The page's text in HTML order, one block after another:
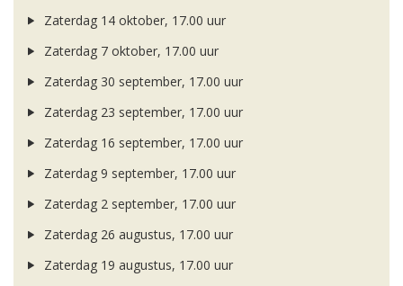
Zaterdag 14 oktober, 17.00 uur
Zaterdag 7 oktober, 17.00 uur
Zaterdag 30 september, 17.00 uur
Zaterdag 23 september, 17.00 uur
Zaterdag 16 september, 17.00 uur
Zaterdag 9 september, 17.00 uur
Zaterdag 2 september, 17.00 uur
Zaterdag 26 augustus, 17.00 uur
Zaterdag 19 augustus, 17.00 uur